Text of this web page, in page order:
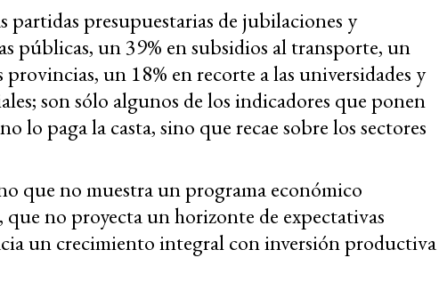
partidas presupuestarias de jubilaciones y
públicas, un 39% en subsidios al transporte, un
provincias, un 18% en recorte a las universidades y
son sólo algunos de los indicadores que ponen
lo paga la casta, sino que recae sobre los sectores
que no muestra un programa económico
no proyecta un horizonte de expectativas
un crecimiento integral con inversión productiva